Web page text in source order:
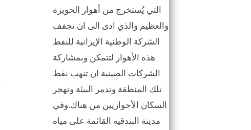
التي يُستخرج من أهوار الحويزة
والعظيم والذي ادى الى ان تجفف
الشركة الوطنية الإيرانية للنفط
هذه الأهوار لتتمكن وبمشاركة
الشركات الصينية ان تنهب نفط
تلك المنطقة وتدمر البيئة وتهجر
السكان الأحوازيين من هناك.وفي
مدينة البندقية القائمة على مياه